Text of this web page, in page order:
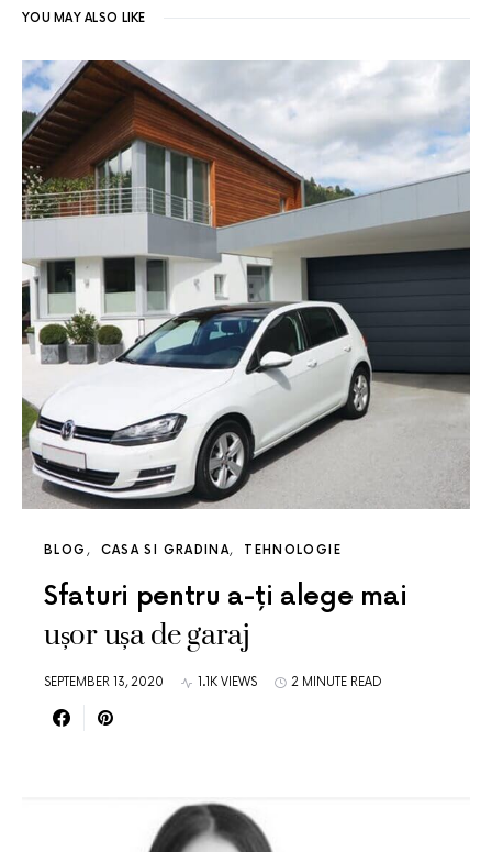
YOU MAY ALSO LIKE
BLOG CASA SI GRADINA TEHNOLOGIE
Sfaturi pentru a-ți alege mai
ușor ușa de garaj
SEPTEMBER 13, 2020 1.1K VIEWS 2 MINUTE READ